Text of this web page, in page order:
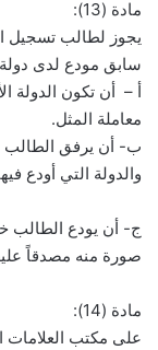
مادة (13):
يجوز لطالب تسجيل
سابق مودع لدى دولة
أ – أن تكون الدولة
معاملة المثل.
ب- أن يرفق الطالب
والدولة التي أودع
ج- أن يودع الطالب
صورة منه مصدقاً
مادة (14):
على مكتب العلامات